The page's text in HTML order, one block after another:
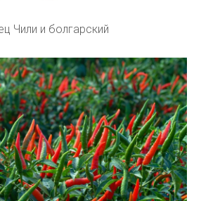
Чили и болгарский